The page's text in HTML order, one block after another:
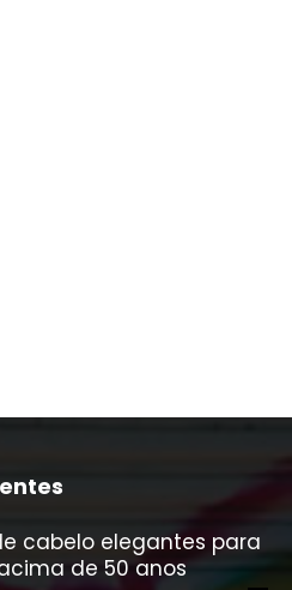
cabelo elegantes para
de 50 anos